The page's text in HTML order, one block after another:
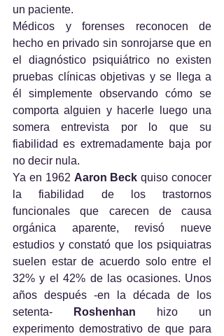
un paciente.
Médicos y forenses reconocen de
hecho en privado sin sonrojarse que en
el diagnóstico psiquiátrico no existen
pruebas clínicas objetivas y se llega a
él simplemente observando cómo se
comporta alguien y hacerle luego una
somera entrevista por lo que su
fiabilidad es extremadamente baja por
no decir nula.
Ya en 1962 Aaron Beck quiso conocer
la fiabilidad de los trastornos
funcionales que carecen de causa
orgánica aparente, revisó nueve
estudios y constató que los psiquiatras
suelen estar de acuerdo solo entre el
32% y el 42% de las ocasiones. Unos
años después -en la década de los
setenta-
Roshenhan hizo un
experimento demostrativo de que para